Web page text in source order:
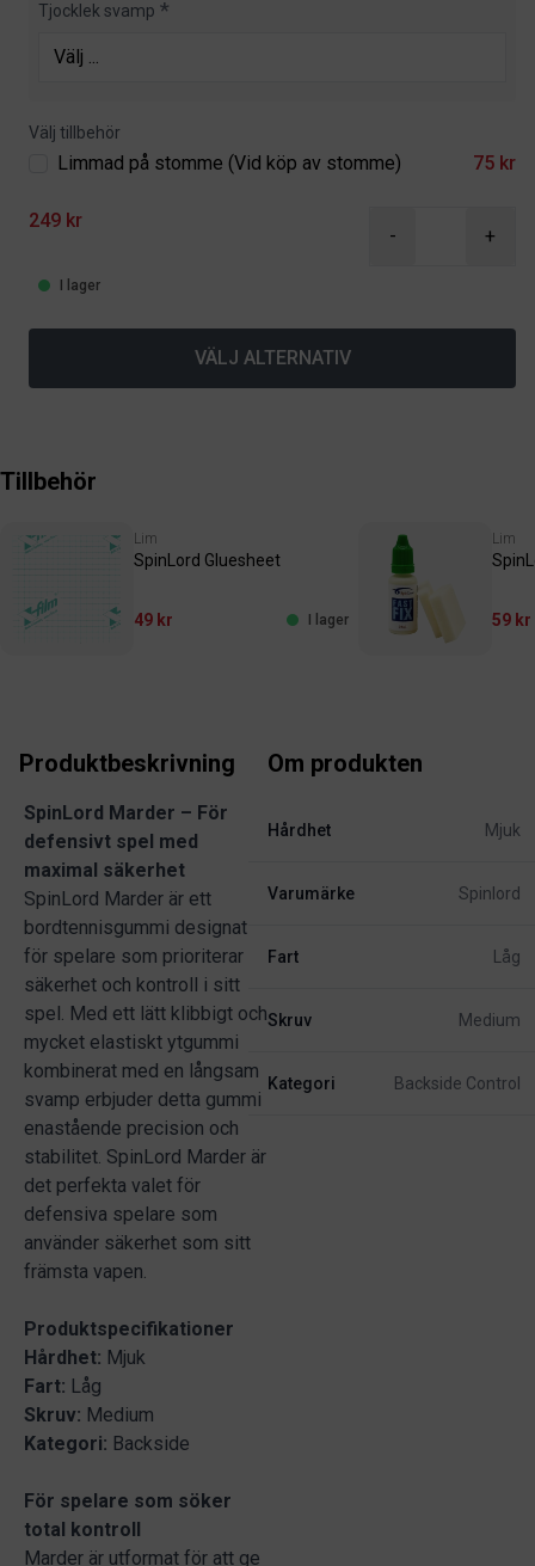
Tjocklek svamp
Välj tillbehör
Limmad på stomme (Vid köp av stomme) 75 kr
249 kr
- +
I lager
VÄLJ ALTERNATIV
Tillbehör
Lim
SpinLord Gluesheet
49 kr I lager
Lim
59 kr
Produktbeskrivning
SpinLord Marder – För
defensivt spel med
maximal säkerhet
SpinLord Marder är ett
bordtennisgummi designat
för spelare som prioriterar
säkerhet och kontroll i sitt
spel. Med ett lätt klibbigt och
mycket elastiskt ytgummi
kombinerat med en långsam
svamp erbjuder detta gummi
enastående precision och
stabilitet. SpinLord Marder är
det perfekta valet för
defensiva spelare som
använder säkerhet som sitt
främsta vapen.
Produktspecifikationer
Hårdhet: Mjuk
Fart: Låg
Skruv: Medium
Kategori: Backside
För spelare som söker
total kontroll
Marder är utformat för att ge
Om produkten
Hårdhet Mjuk
Varumärke Spinlord
Fart Låg
Skruv Medium
Kategori Backside Control